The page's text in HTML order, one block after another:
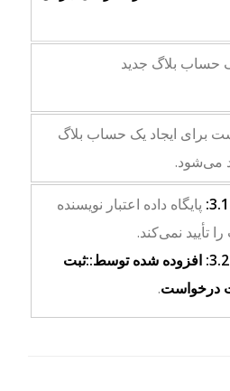
حساب بلاگ جدید
برای ایجاد یک حساب بلاگ
می‌شود.
پایگاه داده اعتبار نویسنده
تأیید نمی‌کند.
افزوده شده توسط::ثبت
.